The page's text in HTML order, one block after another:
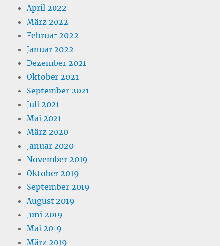
April 2022
März 2022
Februar 2022
Januar 2022
Dezember 2021
Oktober 2021
September 2021
Juli 2021
Mai 2021
März 2020
Januar 2020
November 2019
Oktober 2019
September 2019
August 2019
Juni 2019
Mai 2019
März 2019